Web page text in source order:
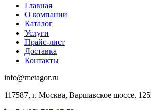
Главная
О компании
Каталог
Услуги
Прайс-лист
Доставка
Контакты
info@metagor.ru
117587, г. Москва, Варшавское шоссе,